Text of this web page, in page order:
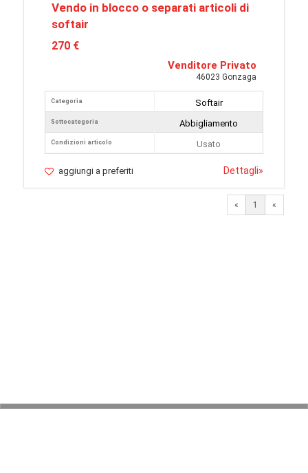
Vendo in blocco o separati articoli di
softair
270 €
Venditore Privato
46023 Gonzaga
Categoria
Sottocategoria
Condizioni articolo
Softair
Abbigliamento
Usato
aggiungi a preferiti Dettagli»
« 1 «